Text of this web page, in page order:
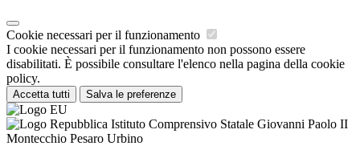
Cookie necessari per il funzionamento
I cookie necessari per il funzionamento non possono essere
disabilitati. È possibile consultare l'elenco nella pagina della cookie
policy.
Accetta tutti Salva le preferenze
Istituto Comprensivo Statale Giovanni Paolo II
Montecchio Pesaro Urbino